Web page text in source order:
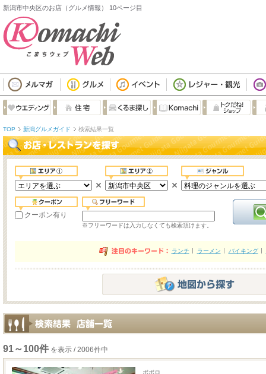
新潟市中央区のお店（グルメ情報） 10ページ目
TOP 新潟グルメガイド 検索結果一覧
クーポン有り
※フリーワードは入力しなくても検索頂けます。
ランチ ラーメン バイキング
91～100件 を表示 / 2006件中
ポポロ